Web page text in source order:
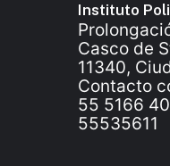
Instituto
Casco de
11340,
Contacto
55 5166
55535611